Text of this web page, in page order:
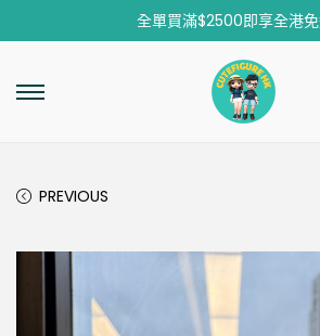
全單買滿$2500即享全港免
PREVIOUS